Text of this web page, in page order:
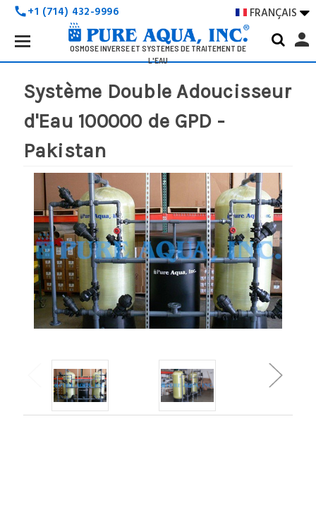
call+1 (714) 432-9996 FRANÇAIS 
OSMOSE INVERSE ET SYSTÈMES DE TRAITEMENT DE
L'EAU
Search
Keyword:
person
Système Double Adoucisseur
d'Eau 100000 de GPD -
Pakistan